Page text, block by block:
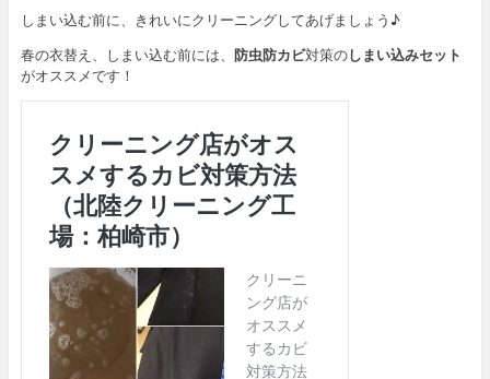
しまい込む前に、きれいにクリーニングしてあげましょう♪
春の衣替え、しまい込む前には、 防虫防カビ対策のしまい込みセット
がオススメです！